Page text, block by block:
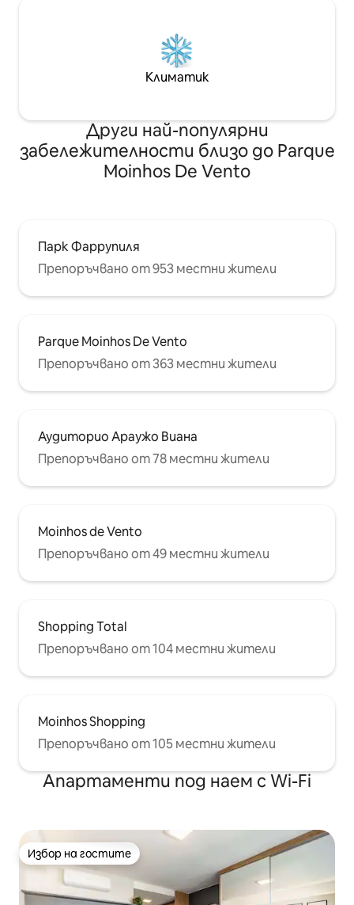
Климатик
Други най-популярни
забележителности близо до Parque
Moinhos De Vento
Парк Фаррупиля
Препоръчвано от 953 местни жители
Parque Moinhos De Vento
Препоръчвано от 363 местни жители
Аудиторио Араужо Виана
Препоръчвано от 78 местни жители
Moinhos de Vento
Препоръчвано от 49 местни жители
Shopping Total
Препоръчвано от 104 местни жители
Moinhos Shopping
Препоръчвано от 105 местни жители
Апартаменти под наем с Wi-Fi
Избор на гостите
Избор на гостите